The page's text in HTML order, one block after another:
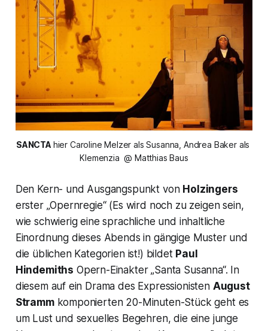
SANCTA hier Caroline Melzer als Susanna, Andrea Baker als
Klemenzia @ Matthias Baus
Den Kern- und Ausgangspunkt von Holzingers
erster „Opernregie“(Es wird noch zu zeigen sein,
wie schwierig eine sprachliche und inhaltliche
Einordnung dieses Abends in gängige Muster und
die üblichen Kategorien ist!) bildet Paul
Hindemiths Opern-Einakter„Santa Susanna“. In
diesem auf ein Drama des Expressionisten August
Strammkomponierten 20-Minuten-Stück geht es
um Lust und sexuelles Begehren, die eine junge